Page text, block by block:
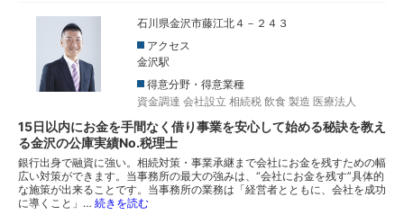
石川県金沢市藤江北４－２４３
アクセス
金沢駅
得意分野・得意業種
資金調達 会社設立 相続税 飲食 製造 医療法人
15日以内にお金を手間なく借り事業を安心して始める秘訣を教え
る金沢の公庫実績No.税理士
銀行出身で融資に強い。相続対策・事業承継まで会社にお金を残すための幅
広い対策ができます。当事務所の最大の強みは、“会社にお金を残す”具体的
な施策が出来ることです。当事務所の業務は「経営者とともに、会社を成功
に導くこと」… 続きを読む